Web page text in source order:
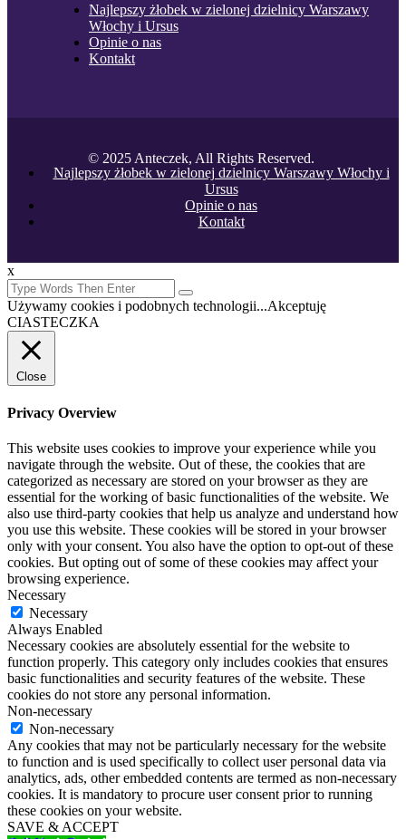
Najlepszy żłobek w zielonej dzielnicy Warszawy
Włochy i Ursus
Opinie o nas
Kontakt
© 2025 Anteczek, All Rights Reserved.
Najlepszy żłobek w zielonej dzielnicy Warszawy Włochy i
Ursus
Opinie o nas
Kontakt
x
Używamy cookies i podobnych technologii...Akceptuję
CIASTECZKA
Close
Privacy Overview
This website uses cookies to improve your experience while you
navigate through the website. Out of these, the cookies that are
categorized as necessary are stored on your browser as they are
essential for the working of basic functionalities of the website. We
also use third-party cookies that help us analyze and understand how
you use this website. These cookies will be stored in your browser
only with your consent. You also have the option to opt-out of these
cookies. But opting out of some of these cookies may affect your
browsing experience.
Necessary
Necessary
Always Enabled
Necessary cookies are absolutely essential for the website to
function properly. This category only includes cookies that ensures
basic functionalities and security features of the website. These
cookies do not store any personal information.
Non-necessary
Non-necessary
Any cookies that may not be particularly necessary for the website
to function and is used specifically to collect user personal data via
analytics, ads, other embedded contents are termed as non-necessary
cookies. It is mandatory to procure user consent prior to running
these cookies on your website.
SAVE & ACCEPT